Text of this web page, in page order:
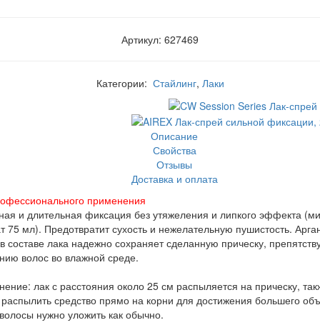
Артикул: 627469
Категории: Стайлинг, Лаки
Описание
Свойства
Отзывы
Доставка и оплата
применения
и длительная фиксация без утяжеления и липкого эффекта
75 мл). Предотвратит сухость и нежелательную пушистость.
составе лака надежно сохраняет сделанную прическу,
волос во влажной среде.
лак с расстояния около 25 см распыляется на прическу,
средство прямо на корни для достижения большего
нужно уложить как обычно.